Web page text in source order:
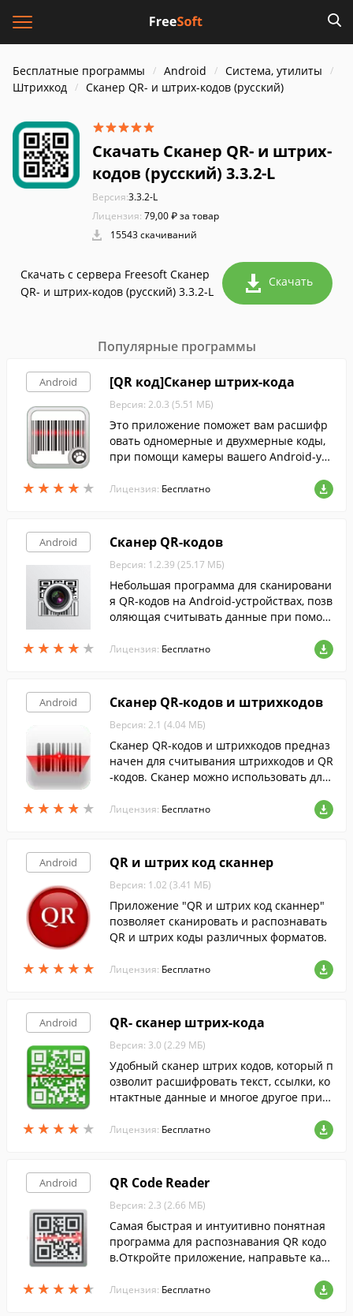
Бесплатные программы Android
Система, утилиты
Штрихкод
Сканер QR- и штрих-кодов (русский)
Скачать Сканер QR- и штрих-
кодов (русский) 3.3.2-L
Версия:3.3.2-L
Лицензия: 79,00 ₽ за товар
15543 скачиваний
Скачать с сервера Freesoft Сканер
QR- и штрих-кодов (русский) 3.3.2-L
Скачать
Популярные программы
Android
★ ★ ★ ★ ★
★ ★ ★ ★ ★
[QR код]Сканер штрих-кода
Версия: 2.0.3 (5.51 МБ)
Это приложение поможет вам расшифр
овать одномерные и двухмерные коды,
при помощи камеры вашего Android-уст
Лицензия: Бесплатно
Android
★ ★ ★ ★ ★
★ ★ ★ ★ ★
Сканер QR-кодов
Версия: 1.2.39 (25.17 МБ)
Небольшая программа для сканировани
я QR-кодов на Android-устройствах, позв
оляющая считывать данные при помощ
галерее.
Лицензия: Бесплатно
Android
★ ★ ★ ★ ★
★ ★ ★ ★ ★
Сканер QR-кодов и штрихкодов
Версия: 2.1 (4.04 МБ)
Сканер QR-кодов и штрихкодов предназ
начен для считывания штрихкодов и QR
-кодов. Сканер можно использовать для
штрихкодов и QR-кодов.
Лицензия: Бесплатно
Android
★ ★ ★ ★ ★
★ ★ ★ ★ ★
QR и штрих код сканнер
Версия: 1.02 (3.41 МБ)
Приложение "QR и штрих код сканнер"
позволяет сканировать и распознавать
QR и штрих коды различных форматов.
Лицензия: Бесплатно
Android
★ ★ ★ ★ ★
★ ★ ★ ★ ★
QR- сканер штрих-кода
Версия: 3.0 (2.29 МБ)
Удобный сканер штрих кодов, который п
озволит расшифровать текст, ссылки, ко
нтактные данные и многое другое при п
Лицензия: Бесплатно
Android
★ ★ ★ ★ ★
★ ★ ★ ★ ★
QR Code Reader
Версия: 2.3 (2.66 МБ)
Самая быстрая и интуитивно понятная
программа для распознавания QR кодо
в.Откройте приложение, направьте кам
нопку, чтобы отсканировать.
Лицензия: Бесплатно